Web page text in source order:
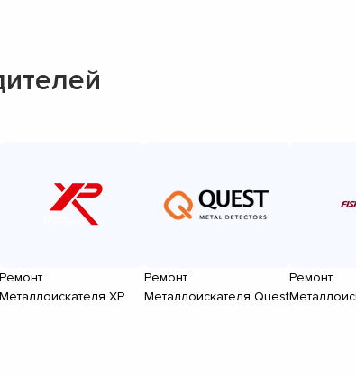
Ремонт
Металлоискателя XP
Ремонт
Металлоискателя Quest
Ремонт